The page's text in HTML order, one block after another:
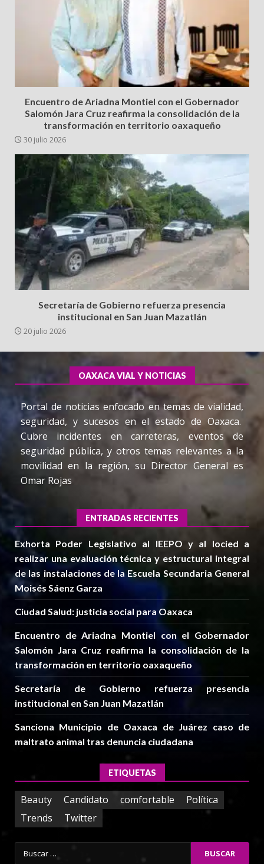
Encuentro de Ariadna Montiel con el Gobernador
Salomón Jara Cruz reafirma la consolidación de la
transformación en territorio oaxaqueño
30 julio 2026
Secretaría de Gobierno refuerza presencia
institucional en San Juan Mazatlán
20 julio 2026
OAXACA VIAL Y NOTICIAS
Portal de noticias enfocado en temas de vialidad,
seguridad, y sucesos en el estado de Oaxaca.
Cubre incidentes en carreteras, eventos de
seguridad pública, y otros temas relevantes a la
movilidad en la región, su Director General es
Omar Rojas
ENTRADAS RECIENTES
Exhorta Poder Legislativo al IEEPO y al Iocied a
realizar una evaluación técnica y estructural integral
de las instalaciones de la Escuela Secundaria General
Moisés Sáenz Garza
Ciudad Salud: justicia social para Oaxaca
Encuentro de Ariadna Montiel con el Gobernador
Salomón Jara Cruz reafirma la consolidación de la
transformación en territorio oaxaqueño
Secretaría de Gobierno refuerza presencia
institucional en San Juan Mazatlán
Sanciona Municipio de Oaxaca de Juárez caso de
maltrato animal tras denuncia ciudadana
ETIQUETAS
Beauty Candidato comfortable
Política
Trends
Twitter
Buscar: